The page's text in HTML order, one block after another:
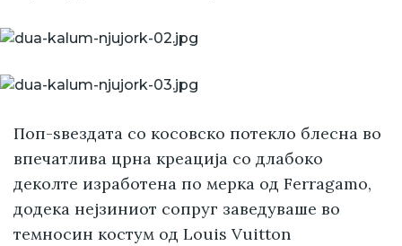
Поп-ѕвездата со косовско потекло блесна во
впечатлива црна креација со длабоко
деколте изработена по мерка од Ferragamo,
додека нејзиниот сопруг заведуваше во
темносин костум од Louis Vuitton